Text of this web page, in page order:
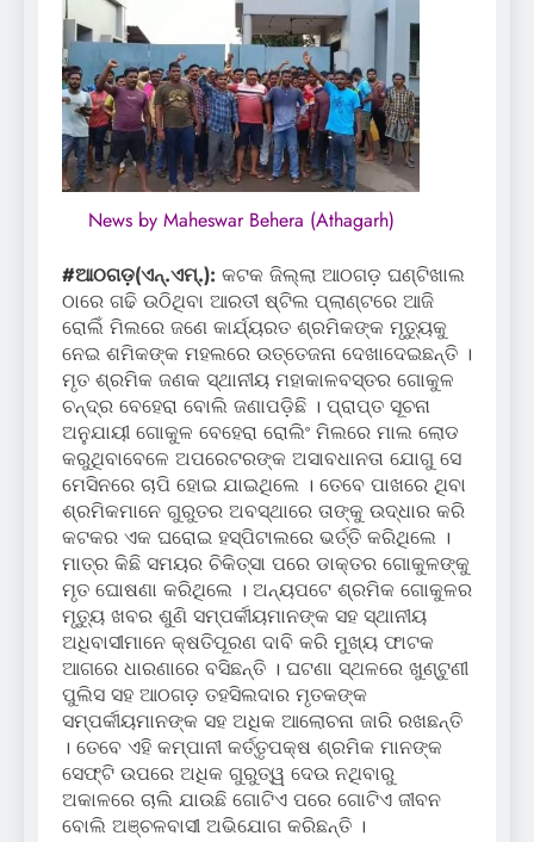
News by Maheswar Behera (Athagarh)
#ଆଠଗଡ଼(ଏନ୍‌.ଏମ୍‌.): କଟକ ଜିଲ୍ଲା ଆଠଗଡ଼ ଘଣ୍ଟିଖାଲ
ଠାରେ ଗଢି ଉଠିଥିବା ଆରତୀ ଷ୍ଟିଲ ପ୍ଲାଣ୍ଟରେ ଆଜି
ରୋଲିଁ ମିଲରେ ଜଣେ କାର୍ଯ୍ୟରତ ଶ୍ରମିକଙ୍କ ମୃତ୍ୟୁକୁ
ନେଇ ଶମିକଙ୍କ ମହଲରେ ଉତ୍ତେଜନା ଦେଖାଦେଇଛନ୍ତି ।
ମୃତ ଶ୍ରମିକ ଜଣକ ସ୍ଥାନୀୟ ମହାକାଳବସ୍ତର ଗୋକୁଳ
ଚନ୍ଦ୍ର ବେହେରା ବୋଲି ଜଣାପଡ଼ିଛି । ପ୍ରାପ୍ତ ସୂଚନା
ଅନୁଯାୟୀ ଗୋକୁଳ ବେହେରା ରୋଲିଂ ମିଲରେ ମାଲ ଲୋଡ
କରୁଥିବାବେଳେ ଅପରେଟରଙ୍କ ଅସାବଧାନତା ଯୋଗୁ ସେ
ମେସିନରେ ଚାପି ହୋଇ ଯାଇଥିଲେ । ତେବେ ପାଖରେ ଥିବା
ଶ୍ରମିକମାନେ ଗୁରୁତର ଅବସ୍ଥାରେ ତାଙ୍କୁ ଉଦ୍ଧାର କରି
କଟକର ଏକ ଘରୋଇ ହସ୍ପିଟାଲରେ ଭର୍ତ୍ତି କରିଥିଲେ ।
ମାତ୍ର କିଛି ସମୟର ଚିକିତ୍ସା ପରେ ଡାକ୍ତର ଗୋକୁଳଙ୍କୁ
ମୃତ ଘୋଷଣା କରିଥିଲେ । ଅନ୍ୟପଟେ ଶ୍ରମିକ ଗୋକୁଳର
ମୃତ୍ୟୁ ଖବର ଶୁଣି ସମ୍ପର୍କୀୟମାନଙ୍କ ସହ ସ୍ଥାନୀୟ
ଅଧିବାସୀମାନେ କ୍ଷତିପୂରଣ ଦାବି କରି ମୁଖ୍ୟ ଫାଟକ
ଆଗରେ ଧାରଣାରେ ବସିଛନ୍ତି । ଘଟଣା ସ୍ଥଳରେ ଖୁଣ୍ଟୁଣୀ
ପୁଲିସ ସହ ଆଠଗଡ଼ ତହସିଲଦାର ମୃତକଙ୍କ
ସମ୍ପର୍କୀୟମାନଙ୍କ ସହ ଅଧିକ ଆଲୋଚନା ଜାରି ରଖଛନ୍ତି
। ତେବେ ଏହି କମ୍ପାନୀ କର୍ତ୍ତୃପକ୍ଷ ଶ୍ରମିକ ମାନଙ୍କ
ସେଫ୍ଟି ଉପରେ ଅଧିକ ଗୁରୁତ୍ୱ ଦେଉ ନଥିବାରୁ
ଅକାଳରେ ଚାଲି ଯାଉଛି ଗୋଟିଏ ପରେ ଗୋଟିଏ ଜୀବନ
ବୋଲି ଅଞ୍ଚଳବାସୀ ଅଭିଯୋଗ କରିଛନ୍ତି ।